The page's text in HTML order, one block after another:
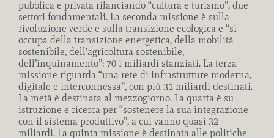
pubblica e privata rilanciando “cultura e turismo”, due
settori fondamentali. La seconda missione è sulla
rivoluzione verde e sulla transizione ecologica e “si
occupa della transizione energetica, della mobilità
sostenibile, dell’agricoltura sostenibile,
dell’inquinamento”: 70 i miliardi stanziati. La terza
missione riguarda “una rete di infrastrutture moderna,
digitale e interconnessa”, con più 31 miliardi destinati.
La metà é destinata al mezzogiorno. La quarta è su
istruzione e ricerca per “sostenere la sua integrazione
con il sistema produttivo”, a cui vanno quasi 32
miliardi. La quinta missione è destinata alle politiche